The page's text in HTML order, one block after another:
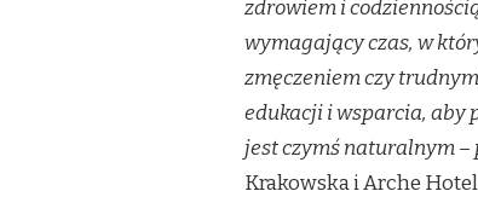
zdrowiem i
wymagający czas, w
zmęczeniem czy
edukacji i wsparcia, aby
jest czymś naturalnym –
Krakowska i Arche